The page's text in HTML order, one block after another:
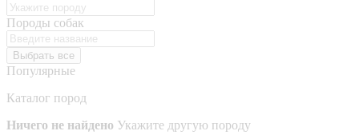
Породы собак
Выбрать все
Популярные
Каталог пород
Ничего не найдено Укажите другую породу